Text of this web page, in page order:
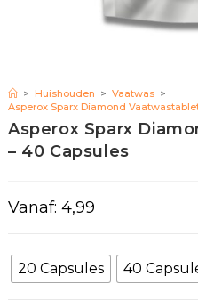
> Huishouden > Vaatwas >
Asperox Sparx Diamond
Asperox Sparx
– 40 Capsules
Vanaf: 4,99
20 Capsules 40